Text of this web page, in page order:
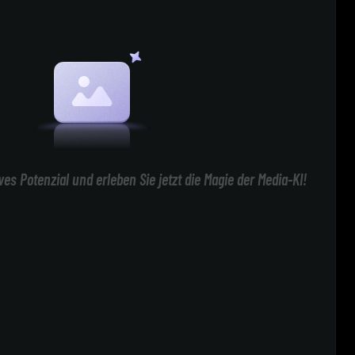
Potenzial und erleben Sie jetzt die Magie der Media-KI!